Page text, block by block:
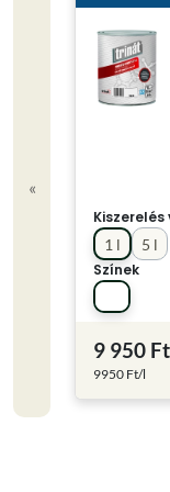
«
1 l
5 l
Színek
9 950 Ft
9950 Ft/l